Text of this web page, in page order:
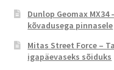
Dunlop Geomax
kõvadusega pinnasele
Mitas Street Force –
igapäevaseks sõiduks